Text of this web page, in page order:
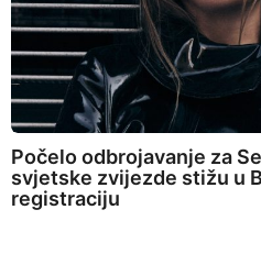
Počelo odbrojavanje za
svjetske zvijezde stižu u
registraciju